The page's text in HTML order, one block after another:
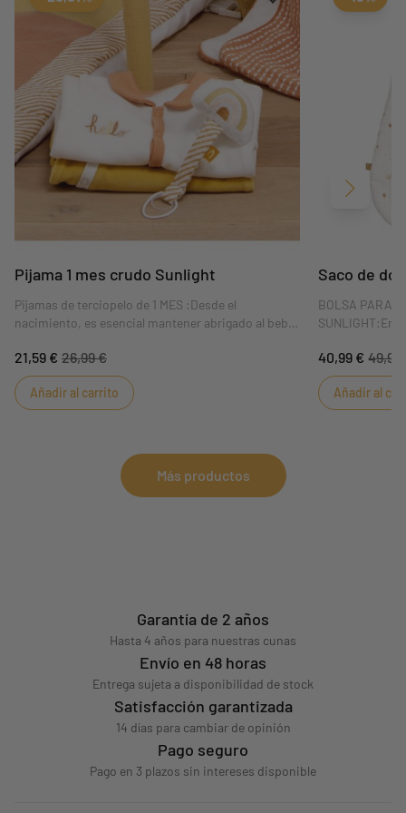
Pijama 1 mes crudo Sunlight
Pijamas de terciopelo de 1 MES :Desde el
nacimiento, es esencial mantener abrigado al bebé.
los bebés calentitos y cómodos. El pijama Sunlight
crudo, talla 1 mes, te conquistará por su suave
color.
21,59 € 26,99 €
Añadir al carrito
Saco de
BOLSA PARA
modernos
gran calidad,
bebé.
40,99 € 49,99
Añadir al
Más productos
Garantía de 2 años
Hasta 4 años para nuestras cunas
Envío en 48 horas
Entrega sujeta a disponibilidad de stock
Satisfacción garantizada
14 días para cambiar de opinión
Pago seguro
Pago en 3 plazos sin intereses disponible